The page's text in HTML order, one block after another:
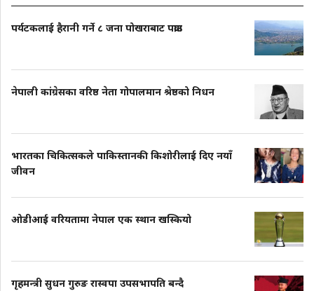
पर्यटकलाई हैरानी गर्ने ८ जना पोखराबाट पक्राउ
नेपाली कांग्रेसका वरिष्ठ नेता गोपालमान श्रेष्ठको निधन
भारतका चिकित्सकले पाकिस्तानकी किशोरीलाई दिए नयाँ
जीवन
ओडीआई वरियतामा नेपाल एक स्थान खस्कियो
गृहमन्त्री सुधन गुरुङ रास्वपा उपसभापति बन्दै